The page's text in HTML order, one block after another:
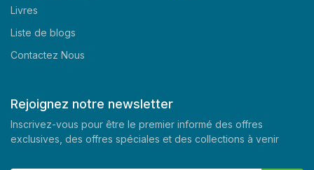
Livres
Liste de blogs
Contactez Nous
Rejoignez notre newsletter
Inscrivez-vous pour être le premier informé des offres
exclusives, des offres spéciales et des collections à venir